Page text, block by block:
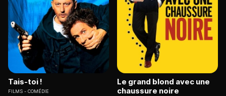
Tais-toi !
FILMS COMÉDIE
Le grand blond avec une
chaussure noire